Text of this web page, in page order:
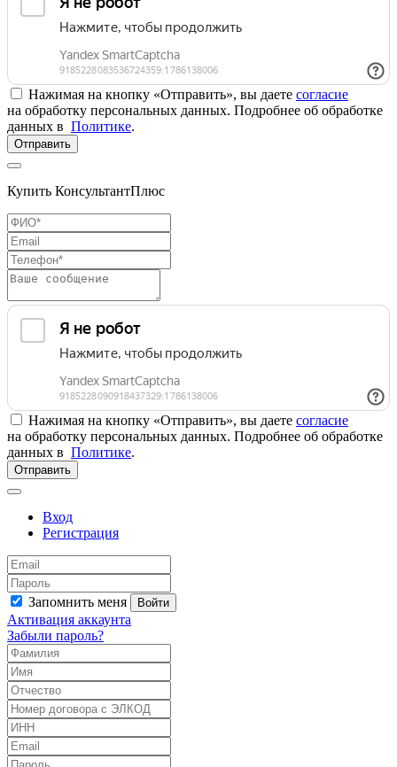
Нажимая на кнопку «Отправить», вы даете согласие
на обработку персональных данных. Подробнее об обработке
данных в Политике.
Отправить
Купить КонсультантПлюс
Нажимая на кнопку «Отправить», вы даете согласие
на обработку персональных данных. Подробнее об обработке
данных в Политике.
Отправить
Вход
Регистрация
Запомнить меня Войти
Активация аккаунта
Забыли пароль?